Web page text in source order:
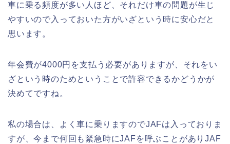
車に乗る頻度が多い人ほど、それだけ車の問題が生じ
やすいので入っておいた方がいざという時に安心だと
思います。
年会費が4000円を支払う必要がありますが、それをい
ざという時のためということで許容できるかどうかが
決めてですね。
私の場合は、よく車に乗りますのでJAFは入っておりま
すが、今まで何回も緊急時にJAFを呼ぶことがありJAF